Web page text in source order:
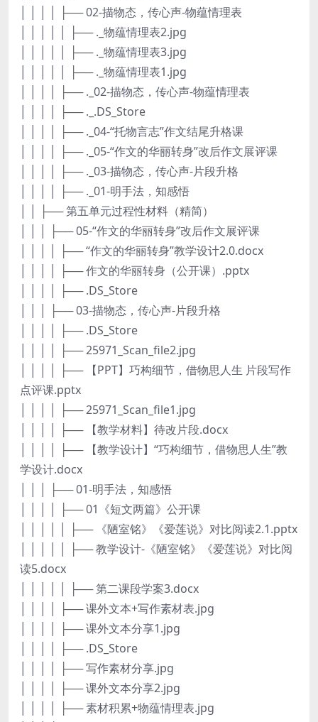
│ │ │ │ ├── 02-描物态，传心声-物蕴情理表
│ │ │ │ │ ├── ._物蕴情理表2.jpg
│ │ │ │ │ ├── ._物蕴情理表3.jpg
│ │ │ │ │ ├── ._物蕴情理表1.jpg
│ │ │ │ ├── ._02-描物态，传心声-物蕴情理表
│ │ │ │ ├── ._.DS_Store
│ │ │ │ ├── ._04-“托物言志”作文结尾升格课
│ │ │ │ ├── ._05-“作文的华丽转身”改后作文展评课
│ │ │ │ ├── ._03-描物态，传心声-片段升格
│ │ │ │ ├── ._01-明手法，知感悟
│ │ ├── 第五单元过程性材料（精简）
│ │ │ ├── 05-“作文的华丽转身”改后作文展评课
│ │ │ │ ├── “作文的华丽转身”教学设计2.0.docx
│ │ │ │ ├── 作文的华丽转身（公开课）.pptx
│ │ │ │ ├── .DS_Store
│ │ │ ├── 03-描物态，传心声-片段升格
│ │ │ │ ├── .DS_Store
│ │ │ │ ├── 25971_Scan_file2.jpg
│ │ │ │ ├── 【PPT】巧构细节，借物思人生 片段写作
点评课.pptx
│ │ │ │ ├── 25971_Scan_file1.jpg
│ │ │ │ ├── 【教学材料】待改片段.docx
│ │ │ │ ├── 【教学设计】“巧构细节，借物思人生”教
学设计.docx
│ │ │ ├── 01-明手法，知感悟
│ │ │ │ ├── 01《短文两篇》公开课
│ │ │ │ │ ├── 《陋室铭》《爱莲说》对比阅读2.1.pptx
│ │ │ │ │ ├── 教学设计-《陋室铭》《爱莲说》对比阅
读5.docx
│ │ │ │ │ ├── 第二课段学案3.docx
│ │ │ │ ├── 课外文本+写作素材表.jpg
│ │ │ │ ├── 课外文本分享1.jpg
│ │ │ │ ├── .DS_Store
│ │ │ │ ├── 写作素材分享.jpg
│ │ │ │ ├── 课外文本分享2.jpg
│ │ │ │ ├── 素材积累+物蕴情理表.jpg